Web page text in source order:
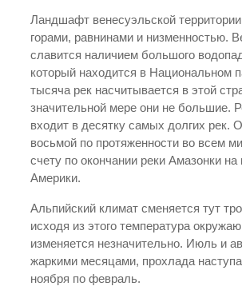
Ландшафт венесуэльской
горами, равнинами и низменностью.
славится наличием большого
который находится в Национальном
тысяча рек насчитывается в этой
значительной мере они не большие.
входит в десятку самых долгих рек.
восьмой по протяженности во всем
счету по окончании реки Амазонки
Америки.
Альпийский климат сменяется тут
исходя из этого температура
изменяется незначительно. Июль и
жаркими месяцами, прохлада
ноября по февраль.